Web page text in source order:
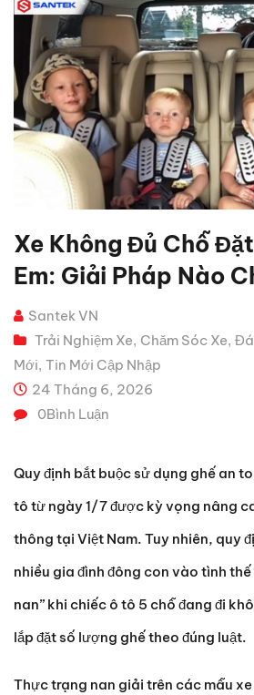
Xe Không Đủ Chỗ
Em: Giải Pháp Nào
Santek VN
Trải Nghiệm Xe, Chăm Sóc Xe,
Mới, Tin Mới Cập Nhập
24 Tháng 6, 2026
0Bình Luận
Quy định bắt buộc sử dụng ghế an
tô từ ngày 1/7 được kỳ vọng nâng
thông tại Việt Nam. Tuy nhiên, quy
nhiều gia đình đông con vào tình
nan” khi chiếc ô tô 5 chỗ đang đi
lắp đặt số lượng ghế theo đúng luật.
Thực trạng nan giải trên các mẫu